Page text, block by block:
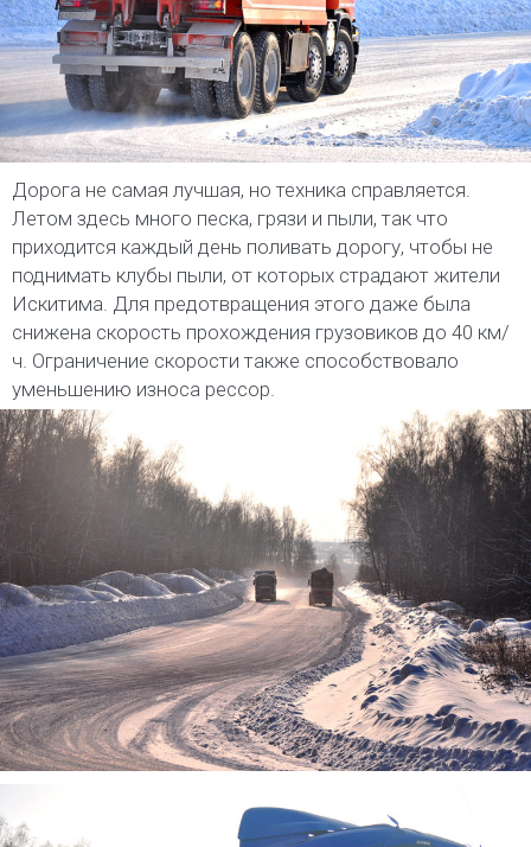
Дорога не самая лучшая, но техника справляется.
Летом здесь много песка, грязи и пыли, так что
приходится каждый день поливать дорогу, чтобы не
поднимать клубы пыли, от которых страдают жители
Искитима. Для предотвращения этого даже была
снижена скорость прохождения грузовиков до 40 км/
ч. Ограничение скорости также способствовало
уменьшению износа рессор.